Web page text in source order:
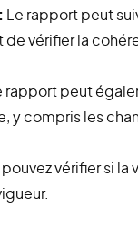
Le rapport peut
vérifier la
rapport peut
y compris les
pouvez vérifier si